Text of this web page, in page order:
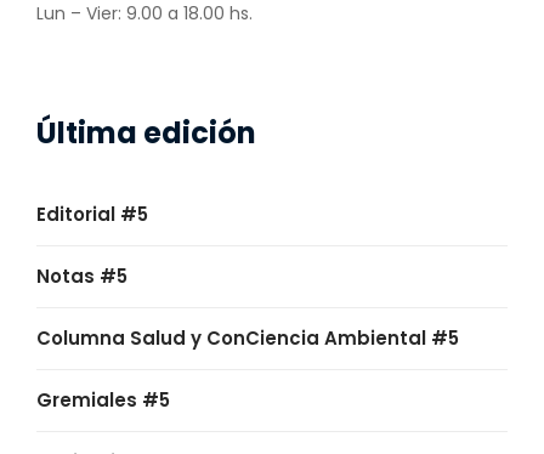
Lun – Vier: 9.00 a 18.00 hs.
Última edición
Editorial #5
Notas #5
Columna Salud y ConCiencia Ambiental #5
Gremiales #5